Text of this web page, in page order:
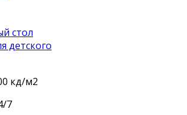
стол
детского
кд/м2
7